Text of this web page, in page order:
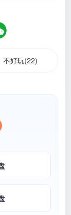
不好玩(22)